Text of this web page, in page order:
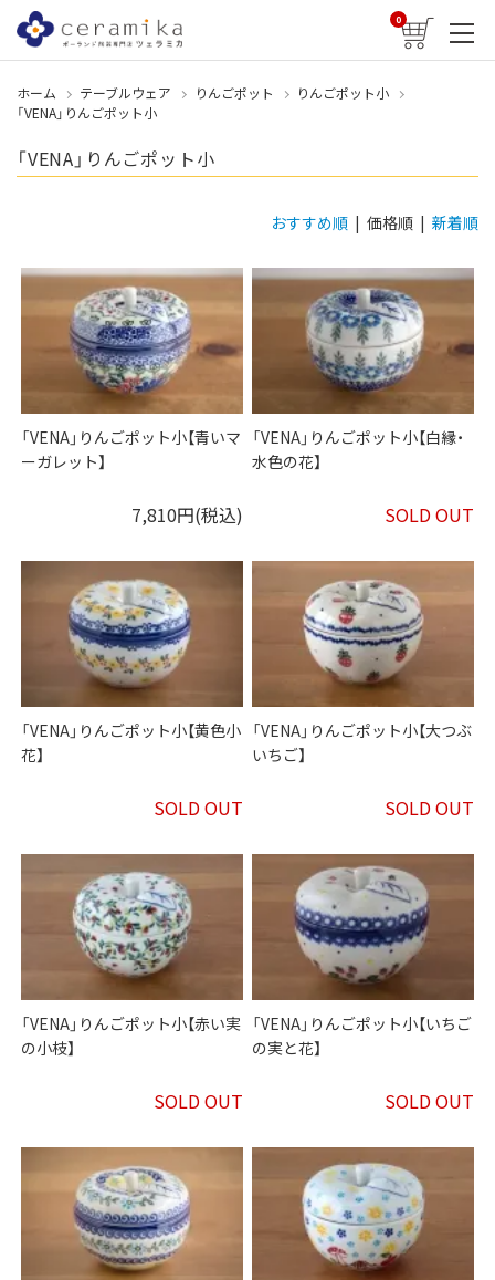
0
ホーム テーブルウェア りんごポット
りんごポット小
「VENA」りんごポット小
「VENA」りんごポット小
おすすめ順 | 価格順 | 新着順
「VENA」りんごポット小【青いマ
ーガレット】
7,810円(税込)
「VENA」りんごポット小【白縁・
水色の花】
SOLD OUT
「VENA」りんごポット小【黄色小
花】
SOLD OUT
「VENA」りんごポット小【大つぶ
いちご】
SOLD OUT
「VENA」りんごポット小【赤い実
の小枝】
SOLD OUT
「VENA」りんごポット小【いちご
の実と花】
SOLD OUT